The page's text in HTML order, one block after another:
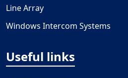
Line Array
Windows Intercom Systems
Useful links